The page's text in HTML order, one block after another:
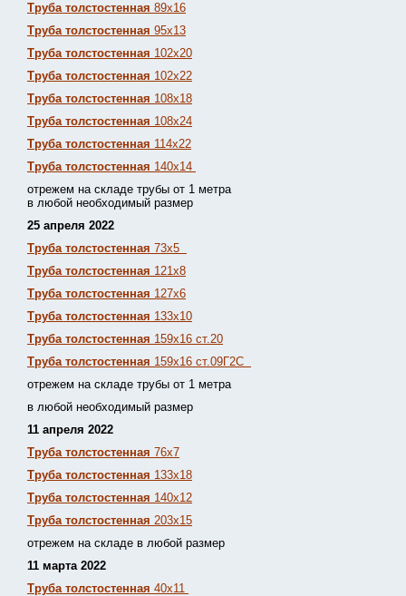
Труба толстостенная 89х16
Труба толстостенная 95х13
Труба толстостенная 102х20
Труба толстостенная 102х22
Труба толстостенная 108х18
Труба толстостенная 108х24
Труба толстостенная 114х22
Труба толстостенная 140х14
отрежем на складе трубы от 1 метра
в любой необходимый размер
25 апреля 2022
Труба толстостенная 73х5
Труба толстостенная 121х8
Труба толстостенная 127х6
Труба толстостенная 133х10
Труба толстостенная 159х16 ст.20
Труба толстостенная 159х16 ст.09Г2С
отрежем на складе трубы от 1 метра
в любой необходимый размер
11 апреля 2022
Труба толстостенная 76х7
Труба толстостенная 133х18
Труба толстостенная 140х12
Труба толстостенная 203х15
отрежем на складе в любой размер
11 марта 2022
Труба толстостенная 40х11